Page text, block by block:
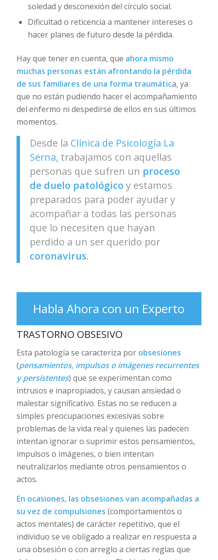
soledad y desconexión del círculo social.
Dificultad o reticencia a mantener intereses o
hacer planes de futuro desde la pérdida.
Hay que tener en cuenta, que ahora mismo
muchas personas están afrontando la pérdida
de sus familiares de una forma traumática, ya
que no están pudiendo hacer el acompañamiento
del enfermo ni despedirse de ellos en sus últimos
momentos.
Desde la Clínica de Psicología La
Serna, trabajamos con aquellas
personas que sufren un proceso
de duelo patológico y estamos
preparados para poder ayudar y
acompañar a todas las personas
que lo necesiten que hayan
perdido a un ser querido por
coronavirus.
Habla Ahora con un Experto
TRASTORNO OBSESIVO
Esta patología se caracteriza por obsesiones
(pensamientos, impulsos o imágenes recurrentes
y persistentes) que se experimentan como
intrusos e inapropiados, y causan ansiedad o
malestar significativo. Estas no se reducen a
simples preocupaciones excesivas sobre
problemas de la vida real y quienes las padecen
intentan ignorar o suprimir estos pensamientos,
impulsos o imágenes, o bien intentan
neutralizarlos mediante otros pensamientos o
actos.
En ocasiones, las obsesiones van acompañadas a
su vez de compulsiones (comportamientos o
actos mentales) de carácter repetitivo, que el
individuo se ve obligado a realizar en respuesta a
una obsesión o con arreglo a ciertas reglas que